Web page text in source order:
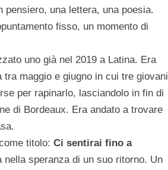
una lettera, una poesia.
fisso, un momento di
uno già nel 2019 a Latina. Era
tra maggio e giugno in cui tre giovani
per rapinarlo, lasciandolo in fin di
di Bordeaux. Era andato a trovare
titolo: Ci sentirai fino a
nella speranza di un suo ritorno. Un